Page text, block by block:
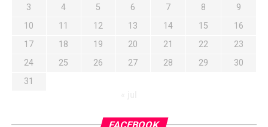
3
4 5 6 7 8
9
10
11 12 13 14 15
16
17
18 19 20 21 22
23
24
25 26 27 28 29
30
31